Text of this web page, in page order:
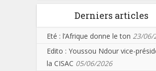
Derniers articles
Eté : l’Afrique donne le ton 23/06/
Edito : Youssou Ndour vice-
la CISAC 05/06/2026